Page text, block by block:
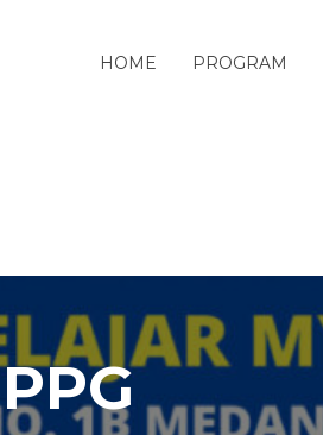
HOME PROGRAM
PPG